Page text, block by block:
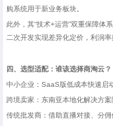
购系统用于新业务板块。
此外，其“技术+运营”双重保障体
二次开发实现差异化定价，利润率
四、选型适配：谁该选择商淘云？
中小企业： SaaS版低成本快速启
跨境卖家：东南亚本地化解决方
传统批发商：借助直播对接、分佣